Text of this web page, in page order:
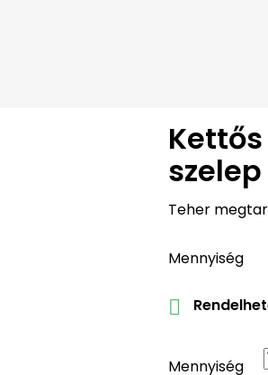
Teher
Mennyiség

Mennyiség